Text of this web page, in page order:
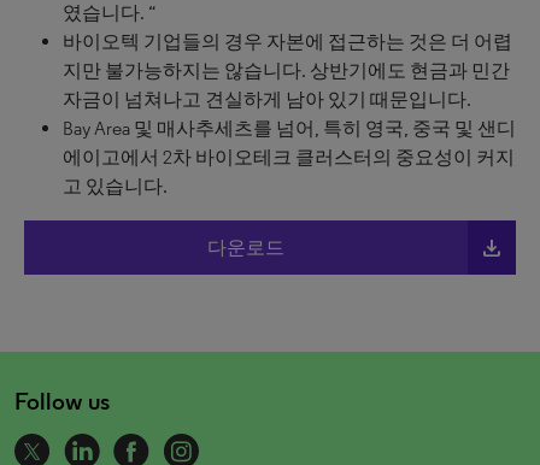
였습니다. “
바이오텍 기업들의 경우 자본에 접근하는 것은 더 어렵
지만 불가능하지는 않습니다. 상반기에도 현금과 민간
자금이 넘쳐나고 견실하게 남아 있기 때문입니다.
Bay Area 및 매사추세츠를 넘어, 특히 영국, 중국 및 샌디
에이고에서 2차 바이오테크 클러스터의 중요성이 커지
고 있습니다.
다운로드 file_download
Follow us